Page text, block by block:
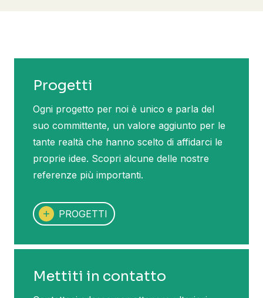
Progetti
Ogni progetto per noi è unico e parla del
suo committente, un valore aggiunto per le
tante realtà che hanno scelto di affidarci le
proprie idee. Scopri alcune delle nostre
referenze più importanti.
PROGETTI
Mettiti in contatto